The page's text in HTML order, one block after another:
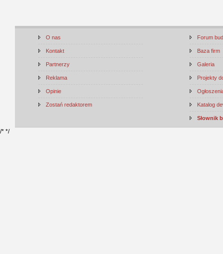
O nas
Kontakt
Partnerzy
Reklama
Opinie
Zostań redaktorem
Forum
Baza firm
Galeria
Projekty
Katalog
Słownik
/* */